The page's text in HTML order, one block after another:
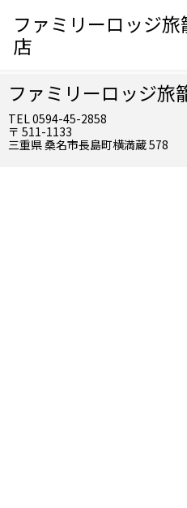
ファミリーロッジ
店
ファミリーロッジ旅
TEL 0594-45-2858
〒 511-1133
三重県 桑名市長島町横満蔵 578